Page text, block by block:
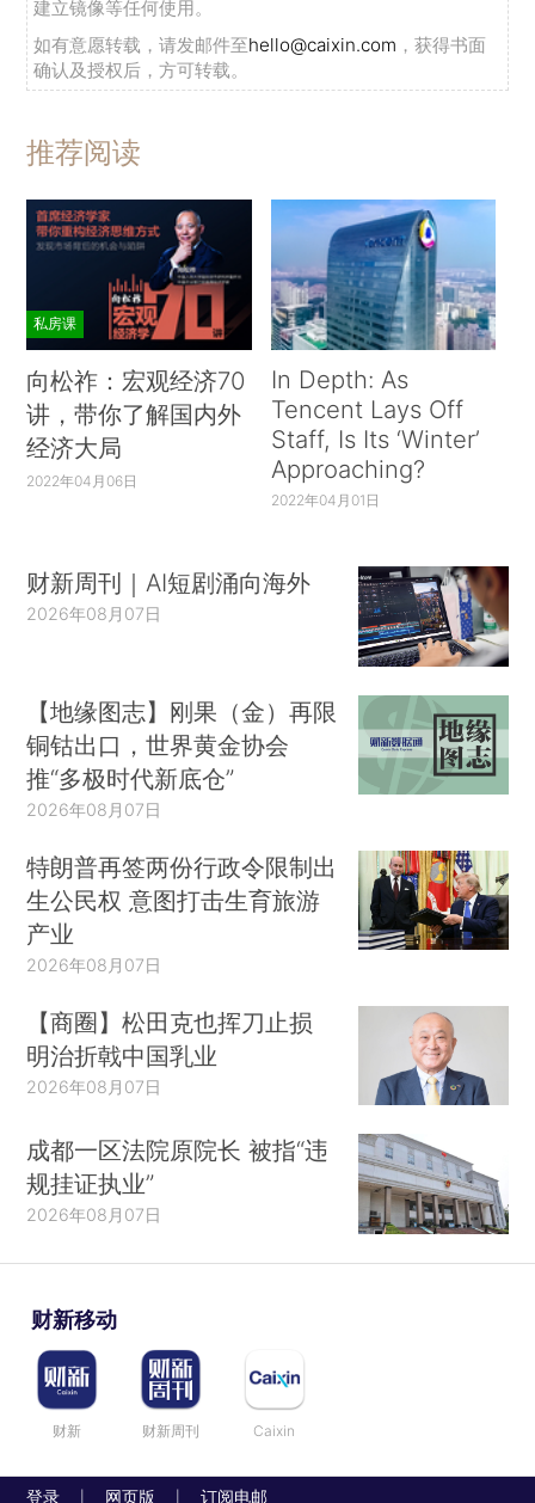
建立镜像等任何使用。
如有意愿转载，请发邮件至hello@caixin.com ，获得书面
确认及授权后，方可转载。
推荐阅读
私房课
向松祚：宏观经济70
讲，带你了解国内外
经济大局
2022年04月06日
In Depth: As
Tencent Lays Off
Staff, Is Its ‘Winter’
Approaching?
2022年04月01日
财新周刊｜AI短剧涌向海外
2026年08月07日
【地缘图志】刚果（金）再限
铜钴出口，世界黄金协会
推“多极时代新底仓”
2026年08月07日
特朗普再签两份行政令限制出
生公民权 意图打击生育旅游
产业
2026年08月07日
【商圈】松田克也挥刀止损
明治折戟中国乳业
2026年08月07日
成都一区法院原院长 被指“违
规挂证执业”
2026年08月07日
财新移动
财新 财新周刊 Caixin
登录 网页版 订阅电邮